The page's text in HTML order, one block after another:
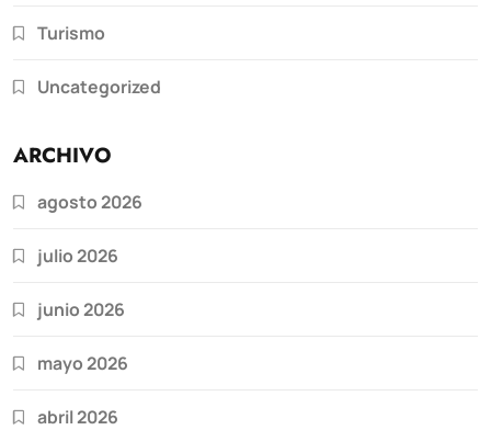
Turismo
Uncategorized
ARCHIVO
agosto 2026
julio 2026
junio 2026
mayo 2026
abril 2026